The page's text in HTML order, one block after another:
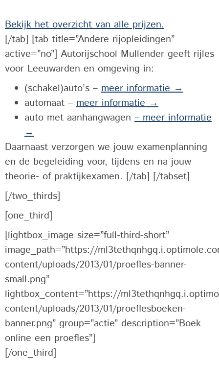
Bekijk het overzicht van alle prijzen.
[/tab] [tab title=”Andere rijopleidingen”
active=”no”] Autorijschool Mullender geeft rijles
voor Leeuwarden en omgeving in:
(schakel)auto’s – meer informatie →
automaat – meer informatie →
auto met aanhangwagen – meer informatie
→
Daarnaast verzorgen we jouw examenplanning
en de begeleiding voor, tijdens en na jouw
theorie- of praktijkexamen. [/tab] [/tabset]
[/two_thirds]
[one_third]
[lightbox_image size=”full-third-short”
image_path=”https://
content/uploads/2013/01/proefles-banner-
small.png”
lightbox_content=”https://
content/uploads/2013/01/proeflesboeken-
banner.png” group=”actie” description=”Boek
online een proefles”]
[/one_third]